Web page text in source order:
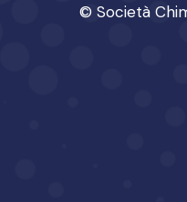
© Società